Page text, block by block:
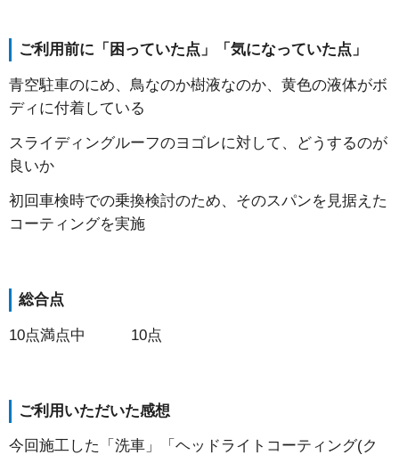
ご利用前に「困っていた点」「気になっていた点」
青空駐車のにめ、鳥なのか樹液なのか、黄色の液体がボ
ディに付着している
スライディングルーフのヨゴレに対して、どうするのが
良いか
初回車検時での乗換検討のため、そのスパンを見据えた
コーティングを実施
総合点
10点満点中 10点
ご利用いただいた感想
今回施工した「洗車」「ヘッドライトコーティング(ク